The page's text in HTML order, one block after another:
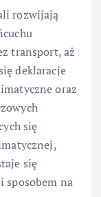
rozwijają
transport, aż
deklaracje
oraz
się
się
sposobem na